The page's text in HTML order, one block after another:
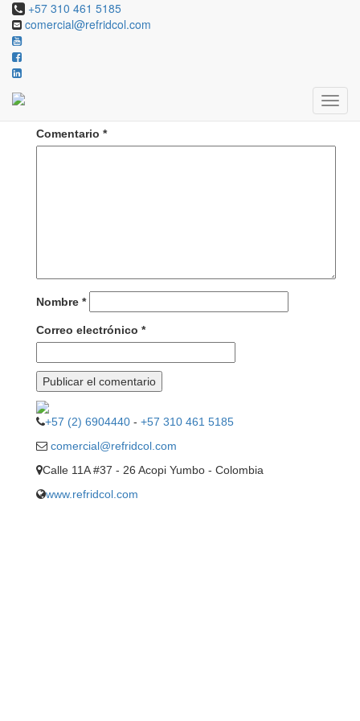
+57 310 461 5185
comercial@refridcol.com
Comentario *
Nombre *
Correo electrónico *
+57 (2) 6904440 - +57 310 461 5185
comercial@refridcol.com
Calle 11A #37 - 26 Acopi Yumbo - Colombia
www.refridcol.com